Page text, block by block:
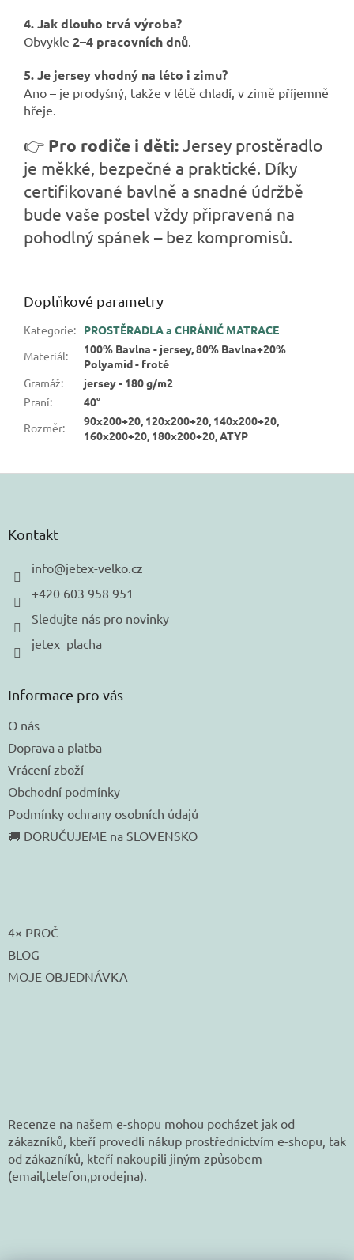
4. Jak dlouho trvá výroba?
Obvykle 2–4 pracovních dnů.
5. Je jersey vhodný na léto i zimu?
Ano – je prodyšný, takže v létě chladí, v zimě příjemně
hřeje.
👉 Pro rodiče i děti:Jersey prostěradlo
je měkké, bezpečné a praktické. Díky
certifikované bavlně a snadné údržbě
bude vaše postel vždy připravená na
pohodlný spánek – bez kompromisů.
Doplňkové parametry
Kategorie:
PROSTĚRADLA a CHRÁNIČ MATRACE
Materiál:
100% Bavlna - jersey, 80% Bavlna+20%
Polyamid - froté
Gramáž:
jersey - 180 g/m2
Praní:
40°
Rozměr:
90x200+20, 120x200+20, 140x200+20,
160x200+20, 180x200+20, ATYP
Kontakt
info@jetex-velko.cz
+420 603 958 951
Sledujte nás pro novinky
jetex_placha
Informace pro vás
O nás
Doprava a platba
Vrácení zboží
Obchodní podmínky
Podmínky ochrany osobních údajů
🚚 DORUČUJEME na SLOVENSKO
4× PROČ
BLOG
MOJE OBJEDNÁVKA
Recenze na našem e-shopu mohou pocházet jak od
zákazníků, kteří provedli nákup prostřednictvím e-shopu, tak
od zákazníků, kteří nakoupili jiným způsobem
(email,telefon,prodejna).